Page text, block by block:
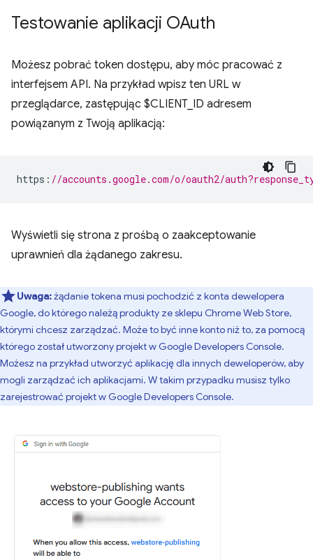
Testowanie aplikacji OAuth
Możesz pobrać token dostępu, aby móc pracować z
interfejsem API. Na przykład wpisz ten URL w
przeglądarce, zastępując $CLIENT_ID adresem
powiązanym z Twoją aplikacją:
https : //accounts.google.com/o/oauth2/
Wyświetli się strona z prośbą o zaakceptowanie
uprawnień dla żądanego zakresu.
Uwaga:żądanie tokena musi pochodzić z konta dewelopera
Google, do którego należą produkty ze sklepu Chrome Web Store,
którymi chcesz zarządzać. Może to być inne konto niż to, za pomocą
którego został utworzony projekt w Google Developers Console.
Możesz na przykład utworzyć aplikację dla innych deweloperów, aby
mogli zarządzać ich aplikacjami. W takim przypadku musisz tylko
zarejestrować projekt w Google Developers Console.